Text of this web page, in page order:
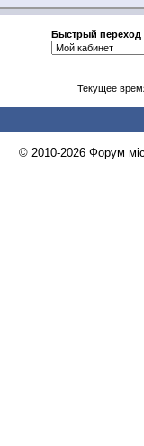
Быстрый переход
Текущее
© 2010-2026 Форум